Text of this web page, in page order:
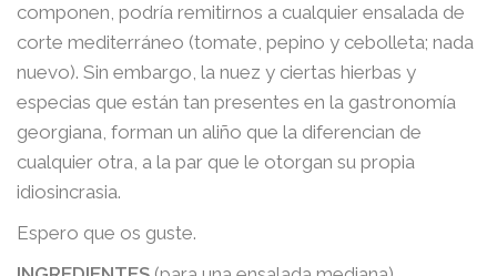
componen, podría remitirnos a cualquier ensalada de
corte mediterráneo (tomate, pepino y cebolleta; nada
nuevo). Sin embargo, la nuez y ciertas hierbas y
especias que están tan presentes en la gastronomía
georgiana, forman un aliño que la diferencian de
cualquier otra, a la par que le otorgan su propia
idiosincrasia.
Espero que os guste.